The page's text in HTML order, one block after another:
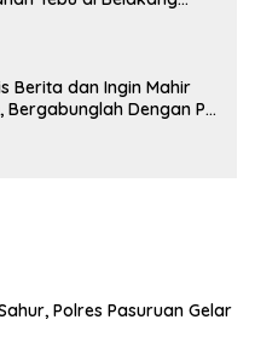
Berita dan Ingin Mahir
Bergabunglah Dengan PT
Polres Pasuruan Gelar